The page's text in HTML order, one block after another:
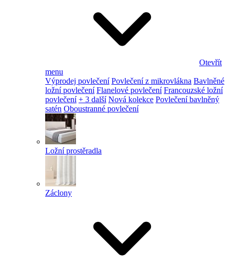
Otevřít
menu
Výprodej povlečení Povlečení z mikrovlákna Bavlněné
ložní povlečení Flanelové povlečení Francouzské ložní
povlečení + 3 další Nová kolekce Povlečení bavlněný
satén Oboustranné povlečení
Ložní prostěradla
Záclony